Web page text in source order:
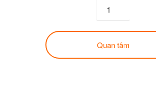
Quan tâm